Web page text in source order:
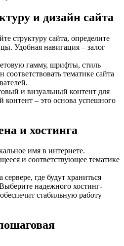
и дизайн сайта
структуру сайта, определите
Удобная навигация – залог
гамму, шрифты, стиль
тематике сайта
и визуальный контент для
контент – это основа успешного
и хостинга
имя в интернете.
и соответствующее тематике
где будут храниться
надежного хостинг-
стабильную работу